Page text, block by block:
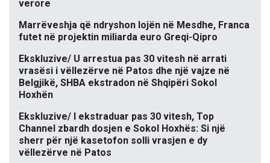
verore
Marrëveshja që ndryshon lojën në Mesdhe, Franca
futet në projektin miliarda euro Greqi-Qipro
Ekskluzive/ U arrestua pas 30 vitesh në arrati
vrasësi i vëllezërve në Patos dhe një vajze në
Belgjikë, SHBA ekstradon në Shqipëri Sokol
Hoxhën
Ekskluzive/ I ekstraduar pas 30 vitesh, Top
Channel zbardh dosjen e Sokol Hoxhës: Si një
sherr për një kasetofon solli vrasjen e dy
vëllezërve në Patos